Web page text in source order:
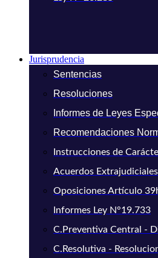
Jurisprudencia
Sentencias
Resoluciones
Informes de Leyes
Recomendaciones
Instrucciones de
Acuerdos Extrajudiciales
Oposiciones Artículo
Informes Ley N°19.733
C.Preventiva Central -
C.Resolutiva -